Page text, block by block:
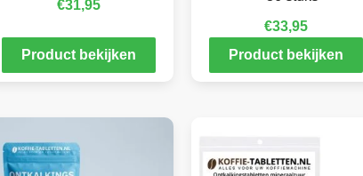
€31,95
Product bekijken
€33,95
Product bekijken